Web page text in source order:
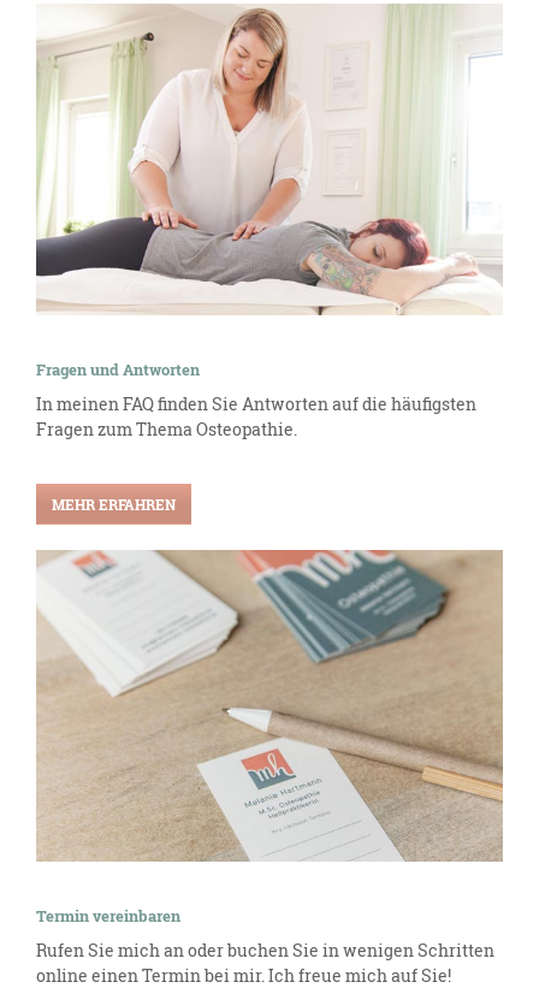
Fragen und Antworten
In meinen FAQ finden Sie Antworten auf die häufigsten
Fragen zum Thema Osteopathie.
MEHR ERFAHREN
Termin vereinbaren
Rufen Sie mich an oder buchen Sie in wenigen Schritten
online einen Termin bei mir. Ich freue mich auf Sie!